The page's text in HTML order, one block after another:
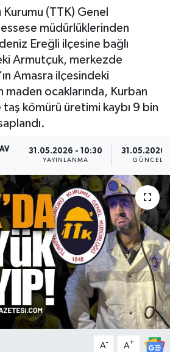
(TTK) Genel
müdürlüklerinden
Ereğli ilçesine bağlı
Armutçuk, merkezde
Amasra ilçesindeki
maden ocaklarında, Kurban
taş kömürü üretimi kaybı 9 bin
31.05.2026 - 10:30
YAYINLANMA
31.05.2026
A- A+